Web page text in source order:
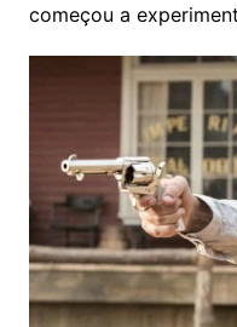
começou a